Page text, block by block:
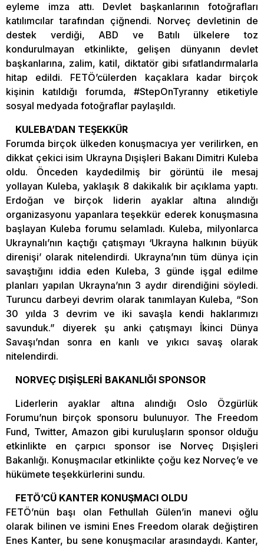
eyleme imza attı. Devlet başkanlarının fotoğrafları
katılımcılar tarafından çiğnendi. Norveç devletinin de
destek verdiği, ABD ve Batılı ülkelere toz
kondurulmayan etkinlikte, gelişen dünyanın devlet
başkanlarına, zalim, katil, diktatör gibi sıfatlandırmalarla
hitap edildi. FETÖ’cülerden kaçaklara kadar birçok
kişinin katıldığı forumda, #StepOnTyranny etiketiyle
sosyal medyada fotoğraflar paylaşıldı.
KULEBA’DAN TEŞEKKÜR
Forumda birçok ülkeden konuşmacıya yer verilirken, en
dikkat çekici isim Ukrayna Dışişleri Bakanı Dimitri Kuleba
oldu. Önceden kaydedilmiş bir görüntü ile mesaj
yollayan Kuleba, yaklaşık 8 dakikalık bir açıklama yaptı.
Erdoğan ve birçok liderin ayaklar altına alındığı
organizasyonu yapanlara teşekkür ederek konuşmasına
başlayan Kuleba forumu selamladı. Kuleba, milyonlarca
Ukraynalı’nın kaçtığı çatışmayı ‘Ukrayna halkının büyük
direnişi’ olarak nitelendirdi. Ukrayna’nın tüm dünya için
savaştığını iddia eden Kuleba, 3 günde işgal edilme
planları yapılan Ukrayna’nın 3 aydır direndiğini söyledi.
Turuncu darbeyi devrim olarak tanımlayan Kuleba, “Son
30 yılda 3 devrim ve iki savaşla kendi haklarımızı
savunduk.” diyerek şu anki çatışmayı İkinci Dünya
Savaşı’ndan sonra en kanlı ve yıkıcı savaş olarak
nitelendirdi.
NORVEÇ DIŞİŞLERİ BAKANLIĞI SPONSOR
Liderlerin ayaklar altına alındığı Oslo Özgürlük
Forumu’nun birçok sponsoru bulunuyor. The Freedom
Fund, Twitter, Amazon gibi kuruluşların sponsor olduğu
etkinlikte en çarpıcı sponsor ise Norveç Dışişleri
Bakanlığı. Konuşmacılar etkinlikte çoğu kez Norveç’e ve
hükümete teşekkürlerini sundu.
FETÖ’CÜ KANTER KONUŞMACI OLDU
FETÖ’nün başı olan Fethullah Gülen’in manevi oğlu
olarak bilinen ve ismini Enes Freedom olarak değiştiren
Enes Kanter, bu sene konuşmacılar arasındaydı. Kanter,